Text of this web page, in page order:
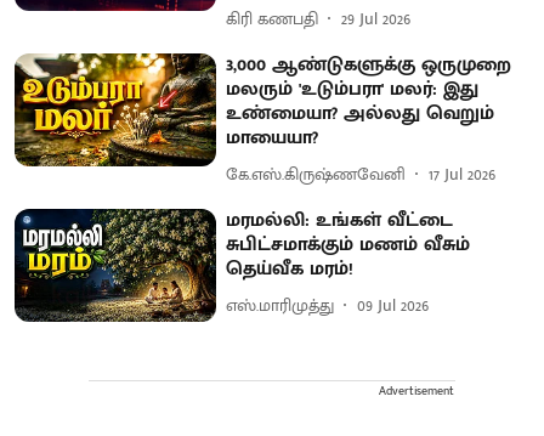
கிரி கணபதி 29 Jul 2026
3,000 ஆண்டுகளுக்கு ஒருமுறை
மலரும் 'உடும்பரா' மலர்: இது
உண்மையா? அல்லது வெறும்
மாயையா?
கே.எஸ்.கிருஷ்ணவேனி 17 Jul 2026
மரமல்லி: உங்கள் வீட்டை
சுபிட்சமாக்கும் மணம் வீசும்
தெய்வீக மரம்!
எஸ்.மாரிமுத்து 09 Jul 2026
Advertisement